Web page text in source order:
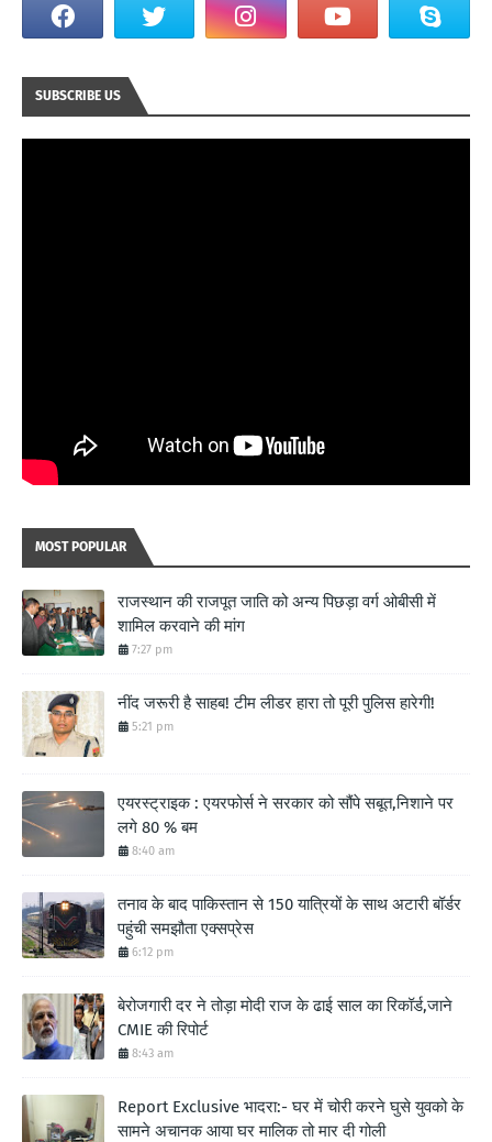
SUBSCRIBE US
MOST POPULAR
राजस्थान की राजपूत जाति को अन्य पिछड़ा वर्ग ओबीसी में
शामिल करवाने की मांग
7:27 pm
नींद जरूरी है साहब! टीम लीडर हारा तो पूरी पुलिस हारेगी!
5:21 pm
एयरस्ट्राइक : एयरफोर्स ने सरकार को सौंपे सबूत,निशाने पर
लगे 80 % बम
8:40 am
तनाव के बाद पाकिस्तान से 150 यात्रियों के साथ अटारी बॉर्डर
पहुंची समझौता एक्सप्रेस
6:12 pm
बेरोजगारी दर ने तोड़ा मोदी राज के ढाई साल का रिकॉर्ड,जाने
CMIE की रिपोर्ट
8:43 am
Report Exclusive भादरा:- घर में चोरी करने घुसे युवको के
सामने अचानक आया घर मालिक तो मार दी गोली